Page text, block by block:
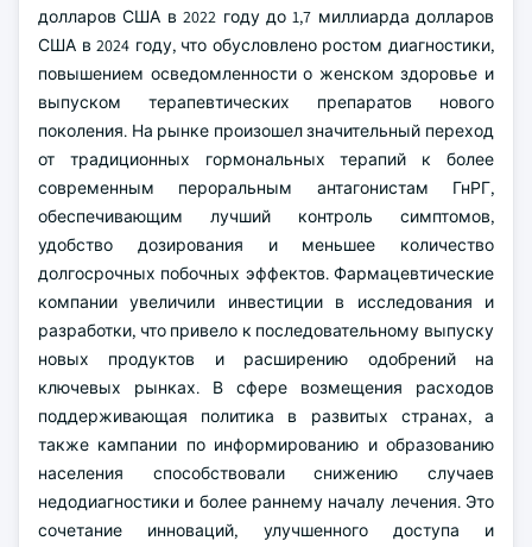
долларов США в 2022 году до 1,7 миллиарда долларов
США в 2024 году, что обусловлено ростом диагностики,
повышением осведомленности о женском здоровье и
выпуском терапевтических препаратов нового
поколения. На рынке произошел значительный переход
от традиционных гормональных терапий к более
современным пероральным антагонистам ГнРГ,
обеспечивающим лучший контроль симптомов,
удобство дозирования и меньшее количество
долгосрочных побочных эффектов. Фармацевтические
компании увеличили инвестиции в исследования и
разработки, что привело к последовательному выпуску
новых продуктов и расширению одобрений на
ключевых рынках. В сфере возмещения расходов
поддерживающая политика в развитых странах, а
также кампании по информированию и образованию
населения способствовали снижению случаев
недодиагностики и более раннему началу лечения. Это
сочетание инноваций, улучшенного доступа и